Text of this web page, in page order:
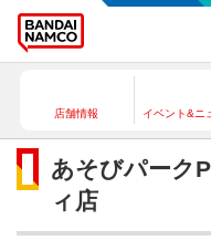
店舗情報 イベント&ニ
あそびパーク
ィ店